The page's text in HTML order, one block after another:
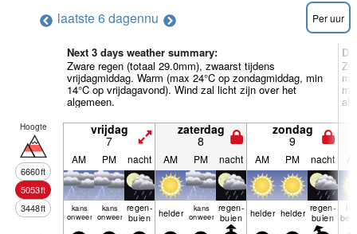
laatste 6 dagennu Per uur
Next 3 days weather summary:
Zware regen (totaal 29.0mm), zwaarst tijdens
vrijdagmiddag. Warm (max 24°C op zondagmiddag, min
14°C op vrijdagavond). Wind zal licht zijn over het
algemeen.
Hoogte
6660ft
5053ft
3448ft
vrijdag
7
zaterdag
8
zondag
9
AM PM nacht AM PM nacht AM PM nacht
kans
onweer
kans
onweer
regen­
buien helder kans
onweer
regen­
buien helder helder regen­
buien